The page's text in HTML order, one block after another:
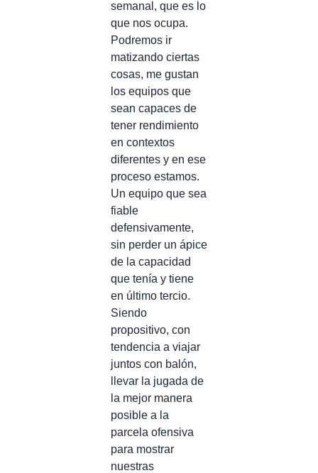
semanal, que es lo
que nos ocupa.
Podremos ir
matizando ciertas
cosas, me gustan
los equipos que
sean capaces de
tener rendimiento
en contextos
diferentes y en ese
proceso estamos.
Un equipo que sea
fiable
defensivamente,
sin perder un ápice
de la capacidad
que tenía y tiene
en último tercio.
Siendo
propositivo, con
tendencia a viajar
juntos con balón,
llevar la jugada de
la mejor manera
posible a la
parcela ofensiva
para mostrar
nuestras